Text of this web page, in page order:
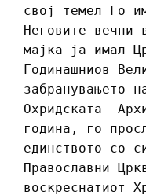
свој темел Го
Неговите вечни
мајка ја имал
Годинашниов
забранувањето
Охридската
година, го
единството со
Православни
воскреснатиот